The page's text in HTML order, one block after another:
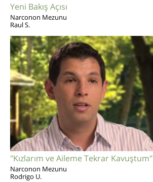
Yeni Bakış Açısı
Narconon Mezunu
Raul S.
"Kızlarım ve Aileme Tekrar Kavuştum"
Narconon Mezunu
Rodrigo U.